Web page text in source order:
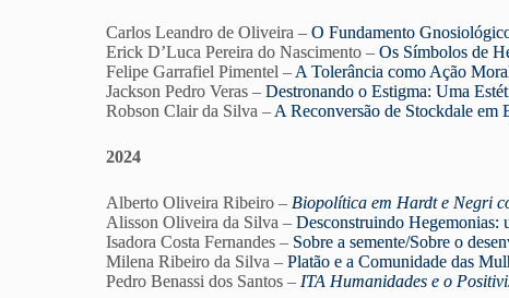
Carlos Leandro de Oliveira – O Fundamento
Erick D’Luca Pereira do Nascimento – Os Símbolos de
Felipe Garrafiel Pimentel – A Tolerância como Ação
Jackson Pedro Veras – Destronando o Estigma: Uma
Robson Clair da Silva – A Reconversão de Stockdale em
2024
Alberto Oliveira Ribeiro – Biopolítica em Hardt e Negri
Alisson Oliveira da Silva – Desconstruindo Hegemonias:
Isadora Costa Fernandes – Sobre a semente/Sobre o
Milena Ribeiro da Silva – Platão e a Comunidade das
Pedro Benassi dos Santos – ITA Humanidades e o